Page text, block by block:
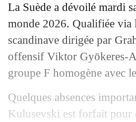
La Suède a dévoilé mardi
monde 2026. Qualifiée via
scandinave dirigée par
offensif Viktor Gyökeres-
groupe F homogène avec
Quelques absences
Kulusevski est forfait pour
13/05 OM: Beye proposé
13/05 Real : Arbeloa
13/05 PFC: Julien Lopez
13/05 Curaçao: